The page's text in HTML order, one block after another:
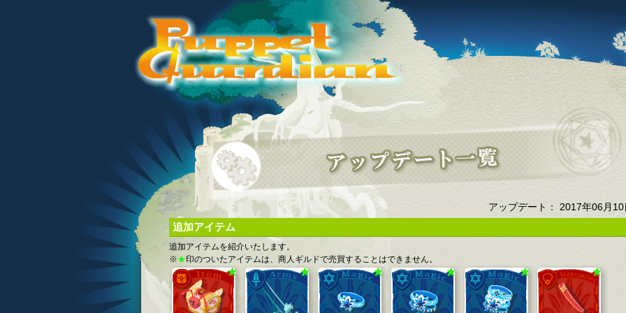
アップデート： 2017年06月10
追加アイテム
追加アイテムを紹介いたします。
※★印のついたアイテムは、商人ギルドで売買することはできません。